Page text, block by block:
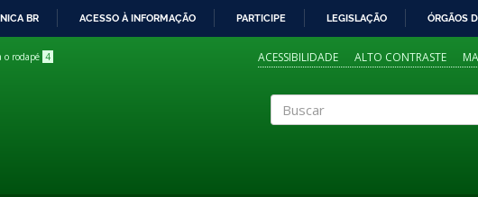
BR ACESSO À INFORMAÇÃO PARTICIPE LEGISLAÇÃO ÓRGÃOS
o rodapé 4 ACESSIBILIDADE ALTO CONTRASTE